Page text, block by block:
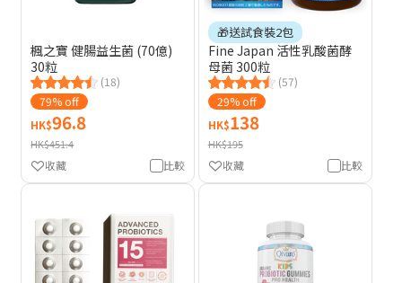
楓之寶 健腸益生菌 (70億)
30粒
(18)
79% off
HK$96.8
HK$451.4
比較
收藏
🎁送試食裝2包
Fine Japan 活性乳酸菌酵
母菌 300粒
(57)
29% off
HK$138
HK$195
比較
收藏